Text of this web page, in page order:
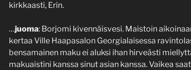
kirkkaasti, Erin.
…juoma: Borjomi kivennäisvesi. Maistoin
kertaa Ville Haapasalon Georgialaisessa
bensamainen maku ei aluksi ihan hirveästi
makuaistini kanssa sinut asian kanssa. Vaikea